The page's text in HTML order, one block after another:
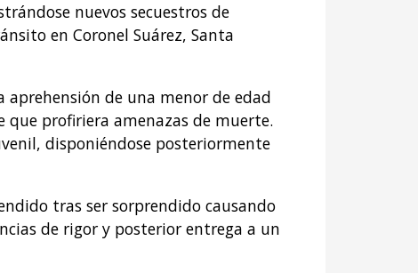
nuevos secuestros de
en Coronel Suárez, Santa
de una menor de edad
que profiriera amenazas de muerte.
disponiéndose posteriormente
tras ser sorprendido causando
de rigor y posterior entrega a un